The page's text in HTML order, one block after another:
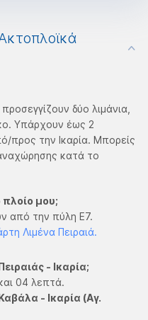
δύο λιμάνια,
Υπάρχουν έως 2
προς την Ικαρία. Μπορείς
κατά το
μου;
από την πύλη Ε7.
Λιμένα Πειραιά.
- Ικαρία;
04 λεπτά.
- Ικαρία (Αγ.